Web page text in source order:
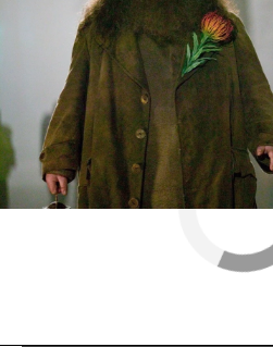
ObjetivoTV » Cine